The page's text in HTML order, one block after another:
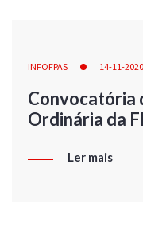
INFOFPAS 14-11-2020
Convocatória
Ordinária da
Ler mais